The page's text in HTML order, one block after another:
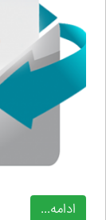
ادامه...